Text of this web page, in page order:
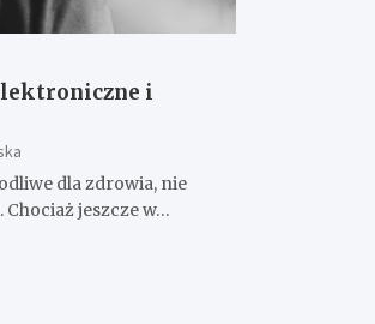
i
dla zdrowia, nie
jeszcze w…